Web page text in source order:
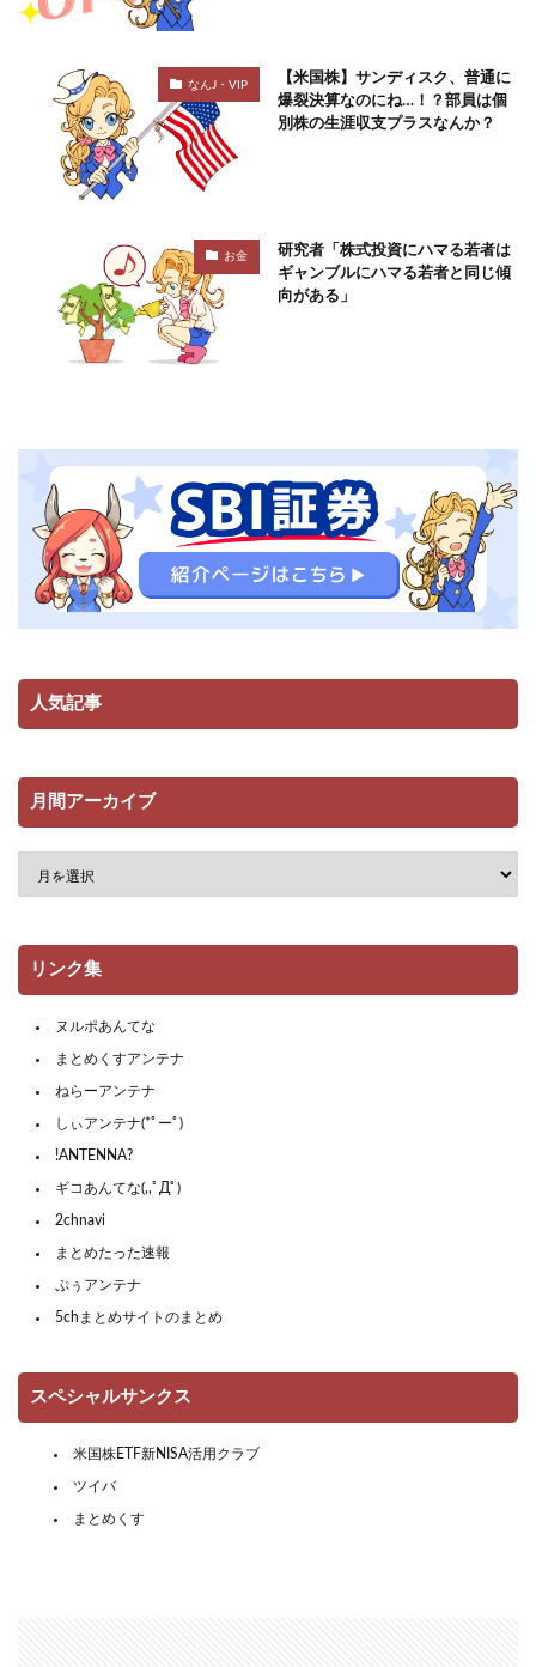
なんJ・VIP
【米国株】サンディスク、普通に
爆裂決算なのにね…！？部員は個
別株の生涯収支プラスなんか？
お金
研究者「株式投資にハマる若者は
ギャンブルにハマる若者と同じ傾
向がある」
人気記事
月間アーカイブ
リンク集
ヌルポあんてな
まとめくすアンテナ
ねらーアンテナ
しぃアンテナ(*ﾟーﾟ)
!ANTENNA?
ギコあんてな(,,ﾟДﾟ)
2chnavi
まとめたった速報
ぷぅアンテナ
5chまとめサイトのまとめ
スペシャルサンクス
米国株ETF新NISA活用クラブ
ツイバ
まとめくす